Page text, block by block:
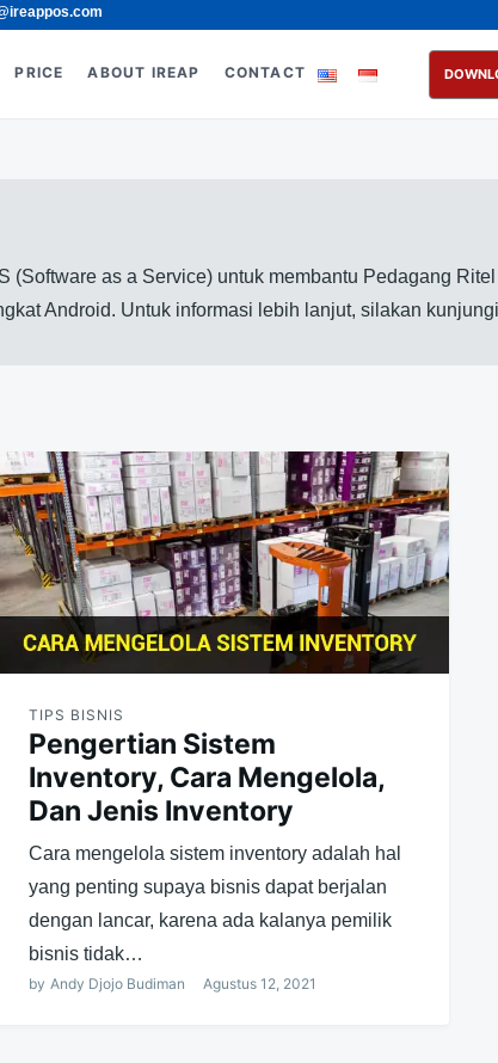
PRICE ABOUT IREAP CONTACT
(Software as a Service) untuk membantu Pedagang
Android. Untuk informasi lebih lanjut, silakan
TIPS BISNIS
Pengertian Sistem
Inventory, Cara Mengelola,
Dan Jenis Inventory
Cara mengelola sistem inventory adalah hal
yang penting supaya bisnis dapat berjalan
dengan lancar, karena ada kalanya pemilik
bisnis tidak…
by Andy Djojo Budiman Agustus 12, 2021